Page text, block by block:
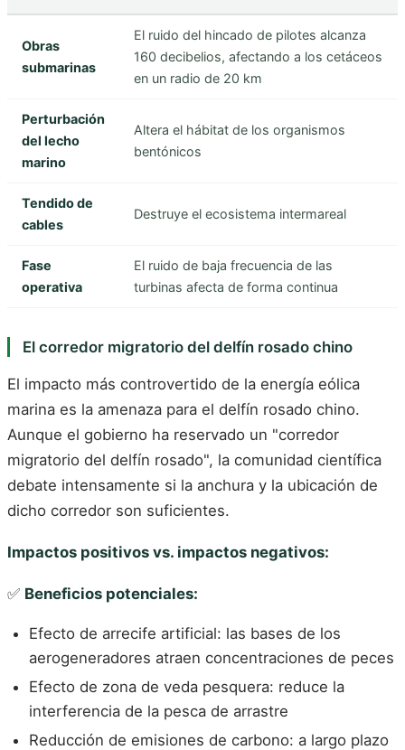
Obras
submarinas
El ruido del hincado de pilotes alcanza
160 decibelios, afectando a los cetáceos
en un radio de 20 km
Perturbación
del lecho
marino
Altera el hábitat de los organismos
bentónicos
Tendido de
cables
Destruye el ecosistema intermareal
Fase
operativa
El ruido de baja frecuencia de las
turbinas afecta de forma continua
El corredor migratorio del delfín rosado chino
El impacto más controvertido de la energía eólica
marina es la amenaza para el delfín rosado chino.
Aunque el gobierno ha reservado un "corredor
migratorio del delfín rosado", la comunidad científica
debate intensamente si la anchura y la ubicación de
dicho corredor son suficientes.
Impactos positivos vs. impactos negativos:
✅ Beneficios potenciales:
Efecto de arrecife artificial: las bases de los
aerogeneradores atraen concentraciones de peces
Efecto de zona de veda pesquera: reduce la
interferencia de la pesca de arrastre
Reducción de emisiones de carbono: a largo plazo